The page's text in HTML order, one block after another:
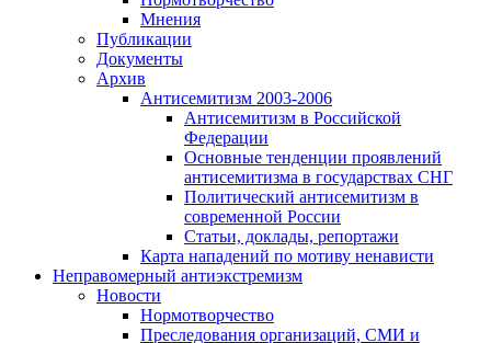
Мнения
Публикации
Документы
Архив
Антисемитизм 2003-2006
Антисемитизм в Российской
Федерации
Основные тенденции проявлений
антисемитизма в государствах СНГ
Политический антисемитизм в
современной России
Статьи, доклады, репортажи
Карта нападений по мотиву ненависти
Неправомерный антиэкстремизм
Новости
Нормотворчество
Преследования организаций, СМИ и